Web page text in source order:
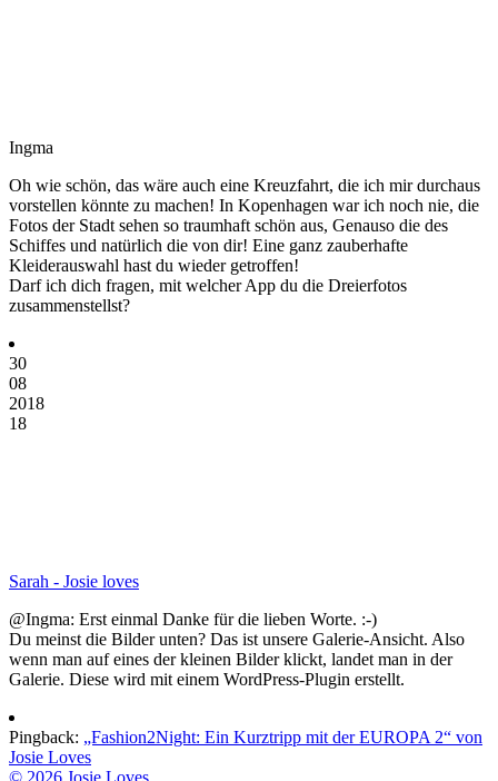
Ingma
Oh wie schön, das wäre auch eine Kreuzfahrt, die ich mir durchaus
vorstellen könnte zu machen! In Kopenhagen war ich noch nie, die
Fotos der Stadt sehen so traumhaft schön aus, Genauso die des
Schiffes und natürlich die von dir! Eine ganz zauberhafte
Kleiderauswahl hast du wieder getroffen!
Darf ich dich fragen, mit welcher App du die Dreierfotos
zusammenstellst?
30
08
2018
18
Sarah - Josie loves
@Ingma: Erst einmal Danke für die lieben Worte. :-)
Du meinst die Bilder unten? Das ist unsere Galerie-Ansicht. Also
wenn man auf eines der kleinen Bilder klickt, landet man in der
Galerie. Diese wird mit einem WordPress-Plugin erstellt.
Pingback: „Fashion2Night: Ein Kurztripp mit der EUROPA 2“ von
Josie Loves
© 2026 Josie Loves